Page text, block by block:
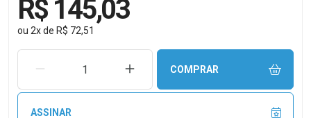
R$ 145,03
ou 2xde R$ 72,51
REMOVER UMA UNIDADEAUMENTAR UMA UNIDADE
COMPRAR
ASSINAR